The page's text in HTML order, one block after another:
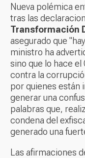
Nueva polémica
tras las
Transformación
asegurado que
ministro ha
sino que lo hace
contra la
por quienes están
generar una
palabras que,
condena del
generado una
Las afirmaciones